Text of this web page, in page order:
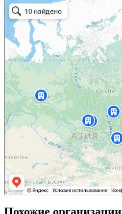
Похожие организации